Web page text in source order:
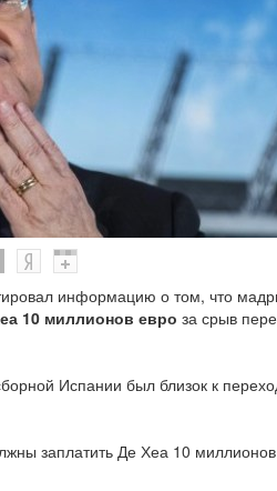
информацию о том, что
10 миллионов евро за срыв
Испании был близок к
заплатить Де Хеа 10